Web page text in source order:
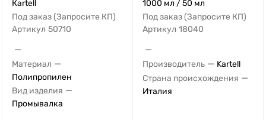
Кartell
Под заказ (Запросите КП)
Артикул 50710
—
Материал —
Полипропилен
Вид изделия —
Промывалка
1000 мл / 50 мл
Под заказ (Запросите КП)
Артикул 18040
—
Производитель — Kartell
Страна происхождения —
Италия